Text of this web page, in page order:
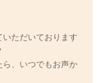
ただいております
、いつでもお声か